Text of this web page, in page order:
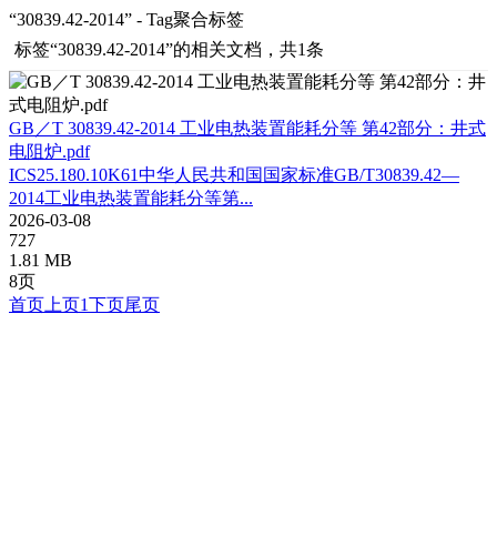
“30839.42-2014” - Tag聚合标签
标签“30839.42-2014”的相关文档，共1条
GB／T 30839.42-2014 工业电热装置能耗分等 第42部分：井式
电阻炉.pdf
ICS25.180.10K61中华人民共和国国家标准GB/T30839.42—
2014工业电热装置能耗分等第...
2026-03-08
727
1.81 MB
8页
首页 上页1下页尾页